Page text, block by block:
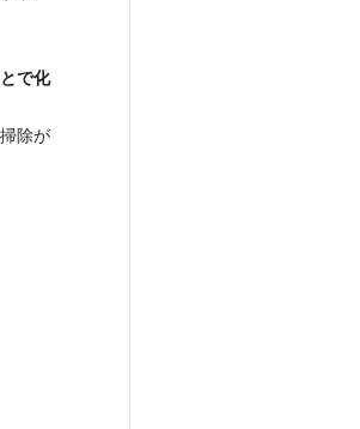
で化
除が